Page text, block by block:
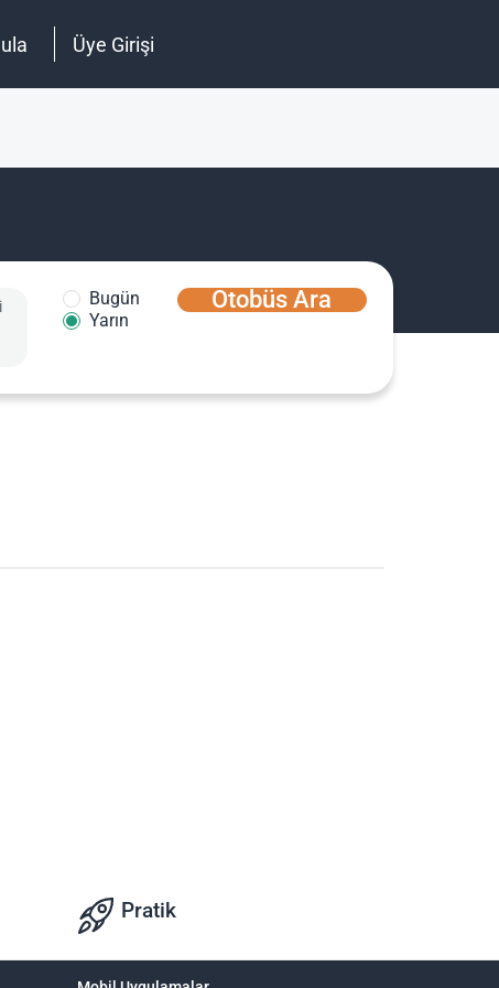
Üye Girişi
Bugün
Yarın
Otobüs Ara
Pratik